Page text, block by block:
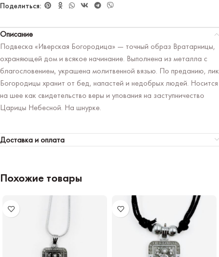
Поделиться:
Описание
Подвеска «Иверская Богородица» — точный образ Вратарницы,
охраняющей дом и всякое начинание. Выполнена из металла с
благословением, украшена молитвенной вязью. По преданию, лик
Богородицы хранит от бед, напастей и недобрых людей. Носится
на шее как свидетельство веры и упования на заступничество
Царицы Небесной. На шнурке.
Доставка и оплата
Похожие товары